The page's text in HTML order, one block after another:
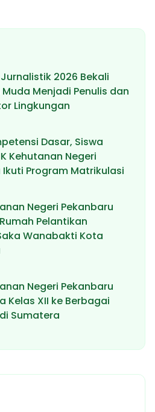
2026 Bekali
Menjadi Penulis dan
Lingkungan
Dasar, Siswa
Kehutanan Negeri
Ikuti Program Matrikulasi
Negeri Pekanbaru
Pelantikan
Wanabakti Kota
Negeri Pekanbaru
Kelas XII ke Berbagai
di Sumatera